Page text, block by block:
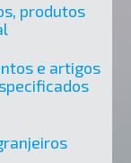
produtos
e artigos